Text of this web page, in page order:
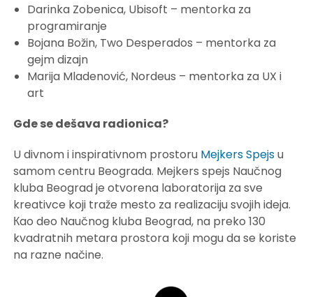
Darinka Zobenica, Ubisoft – mentorka za
programiranje
Bojana Božin, Two Desperados – mentorka za
gejm dizajn
Marija Mladenović, Nordeus – mentorka za UX i
art
Gde se dešava radionica?
U divnom i inspirativnom prostoru Mejkers Spejsu
samom centru Beograda. Mejkers spejs Naučnog
kluba Beograd je otvorena laboratorija za sve
kreativce koji traže mesto za realizaciju svojih ideja.
Кao deo Naučnog kluba Beograd, na preko 130
kvadratnih metara prostora koji mogu da se koriste
na razne načine.